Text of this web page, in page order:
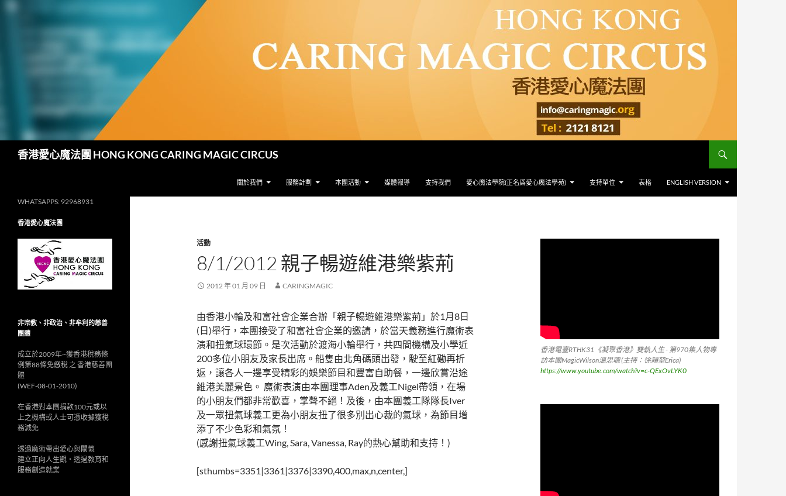
香港愛心魔法團 HONG KONG CARING MAGIC CIRCUS
關於我們 服務計劃 本團活動 媒體報導 支持我們 愛心魔法學院(正名爲愛心魔法學苑) 支持單位 表格 ENGLISH VERSION
活動
8/1/2012 親子暢遊維港樂紫荊
2012 年 01 月 09 日 CARINGMAGIC
由香港小輪及和富社會企業合辦「親子暢遊維港樂紫荊」於1月8日
(日)舉行，本團接受了和富社會企業的邀請，於當天義務進行魔術表
演和扭氣球環節。是次活動於渡海小輪舉行，共四間機構及小學近
200多位小朋友及家長出席。船隻由北角碼頭出發，駛至紅磡再折
返，讓各人一邊享受精彩的娛樂節目和豐富自助餐，一邊欣賞沿途
維港美麗景色。 魔術表演由本團理事Aden及義工Nigel帶領，在場
的小朋友們都非常歡喜，掌聲不絕！及後，由本團義工隊隊長Iver
及一眾扭氣球義工更為小朋友扭了很多別出心裁的氣球，為節目增
添了不少色彩和氣氛！
(感謝扭氣球義工Wing, Sara, Vanessa, Ray的熱心幫助和支持！)
[sthumbs=3351|3361|3376|3390,400,max,n,center,]
香港電臺RTHK31《凝聚香港》雙軌人生 - 第970集人物專
訪本團MagicWilson溫思聰 (主持：徐穎堃Erica)
https://www.youtube.com/watch?v=c-QExOvLYK0
WHATSAPPS: 92968931
香港愛心魔法團
非宗教、非政治、非牟利的慈善
團體
成立於2009年~獲香港稅務條
例第88條免繳稅 之 香港慈善團
體
(WEF-08-01-2010)
在香港對本團捐款100元或以
上之機構或人士可憑收據獲稅
務減免
透過魔術帶出愛心與關懷
建立正向人生觀‧透過教育和
服務創造就業